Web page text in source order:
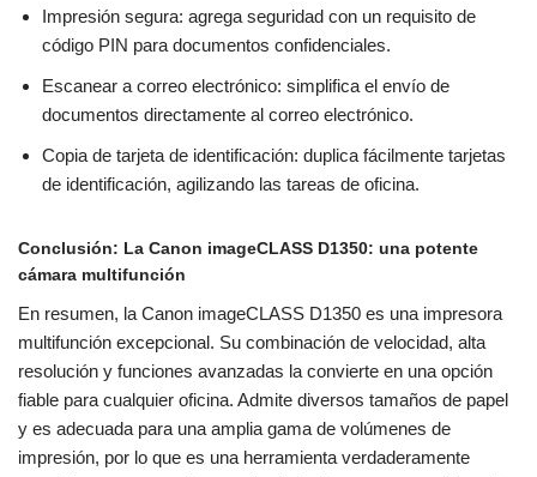
Impresión segura: agrega seguridad con un requisito de
código PIN para documentos confidenciales.
Escanear a correo electrónico: simplifica el envío de
documentos directamente al correo electrónico.
Copia de tarjeta de identificación: duplica fácilmente tarjetas
de identificación, agilizando las tareas de oficina.
Conclusión: La Canon imageCLASS D1350: una potente
cámara multifunción
En resumen, la Canon imageCLASS D1350 es una impresora
multifunción excepcional. Su combinación de velocidad, alta
resolución y funciones avanzadas la convierte en una opción
fiable para cualquier oficina. Admite diversos tamaños de papel
y es adecuada para una amplia gama de volúmenes de
impresión, por lo que es una herramienta verdaderamente